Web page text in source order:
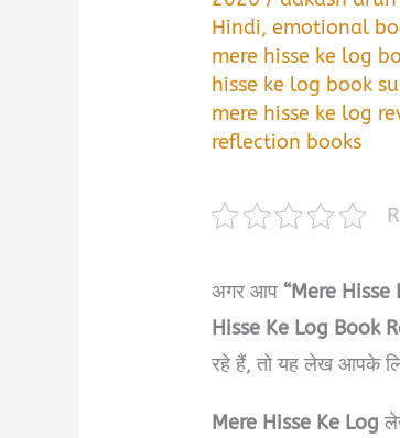
Hindi,emotional
mere hisse ke log
hisse ke log book
mere hisse ke log
reflection books
अगर आप“Mere
Hisse Ke Log Book
रहे हैं, तो यह लेख आपके
Mere Hisse Ke Log